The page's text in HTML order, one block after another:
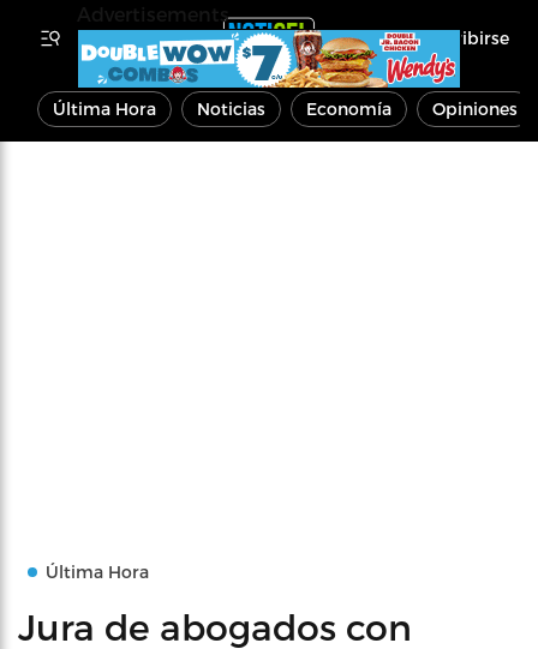
Inscribirse
Última Hora Noticias Economía Opiniones
Última Hora
Jura de abogados con
Advertisements